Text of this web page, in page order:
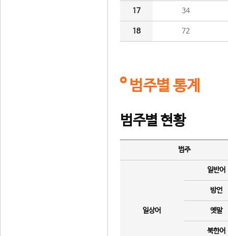
17 34
18 72
범주별 통계
범주별 현황
범주
일상어
일반어
방언
옛말
북한어